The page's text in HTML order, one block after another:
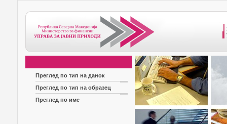
Преглед по тип на данок
Преглед по тип на образец
Преглед по име